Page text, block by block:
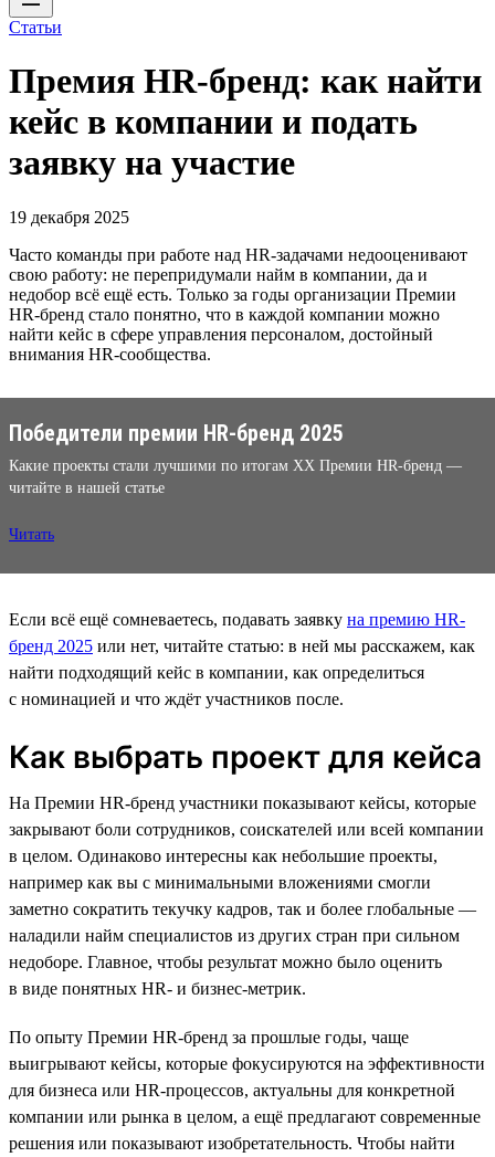
Статьи
Премия HR-бренд: как найти
кейс в компании и подать
заявку на участие
19 декабря 2025
Часто команды при работе над HR-задачами недооценивают
свою работу: не перепридумали найм в компании, да и
недобор всё ещё есть. Только за годы организации Премии
HR-бренд стало понятно, что в каждой компании можно
найти кейс в сфере управления персоналом, достойный
внимания HR-сообщества.
Победители премии HR-бренд 2025
Какие проекты стали лучшими по итогам XX Премии HR-бренд —
читайте в нашей статье
Читать
Если всё ещё сомневаетесь, подавать заявку на премию HR-
бренд 2025 или нет, читайте статью: в ней мы расскажем, как
найти подходящий кейс в компании, как определиться
с номинацией и что ждёт участников после.
Как выбрать проект для кейса
На Премии HR-бренд участники показывают кейсы, которые
закрывают боли сотрудников, соискателей или всей компании
в целом. Одинаково интересны как небольшие проекты,
например как вы с минимальными вложениями смогли
заметно сократить текучку кадров, так и более глобальные —
наладили найм специалистов из других стран при сильном
недоборе. Главное, чтобы результат можно было оценить
в виде понятных HR- и бизнес-метрик.
По опыту Премии HR-бренд за прошлые годы, чаще
выигрывают кейсы, которые фокусируются на эффективности
для бизнеса или HR-процессов, актуальны для конкретной
компании или рынка в целом, а ещё предлагают современные
решения или показывают изобретательность. Чтобы найти